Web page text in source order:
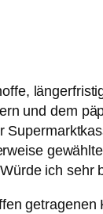
und dem
ich sehr